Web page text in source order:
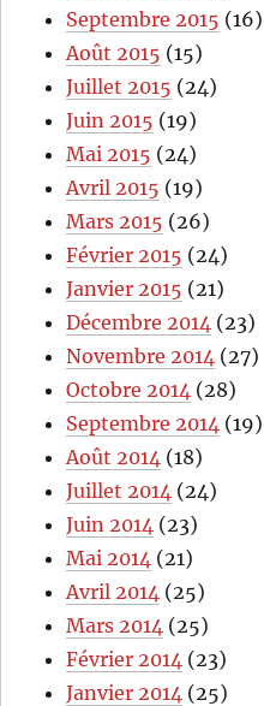
Septembre 2015 (16)
Août 2015 (15)
Juillet 2015 (24)
Juin 2015 (19)
Mai 2015 (24)
Avril 2015 (19)
Mars 2015 (26)
Février 2015 (24)
Janvier 2015 (21)
Décembre 2014 (23)
Novembre 2014 (27)
Octobre 2014 (28)
Septembre 2014 (19)
Août 2014 (18)
Juillet 2014 (24)
Juin 2014 (23)
Mai 2014 (21)
Avril 2014 (25)
Mars 2014 (25)
Février 2014 (23)
Janvier 2014 (25)